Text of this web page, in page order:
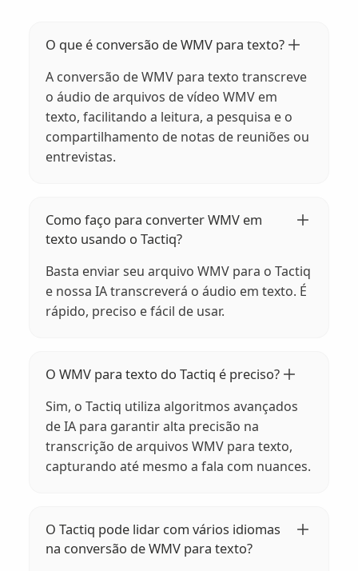
O que é conversão de WMV para texto?
A conversão de WMV para texto transcreve
o áudio de arquivos de vídeo WMV em
texto, facilitando a leitura, a pesquisa e o
compartilhamento de notas de reuniões ou
entrevistas.
Como faço para converter WMV em
texto usando o Tactiq?
Basta enviar seu arquivo WMV para o Tactiq
e nossa IA transcreverá o áudio em texto. É
rápido, preciso e fácil de usar.
O WMV para texto do Tactiq é preciso?
Sim, o Tactiq utiliza algoritmos avançados
de IA para garantir alta precisão na
transcrição de arquivos WMV para texto,
capturando até mesmo a fala com nuances.
O Tactiq pode lidar com vários idiomas
na conversão de WMV para texto?